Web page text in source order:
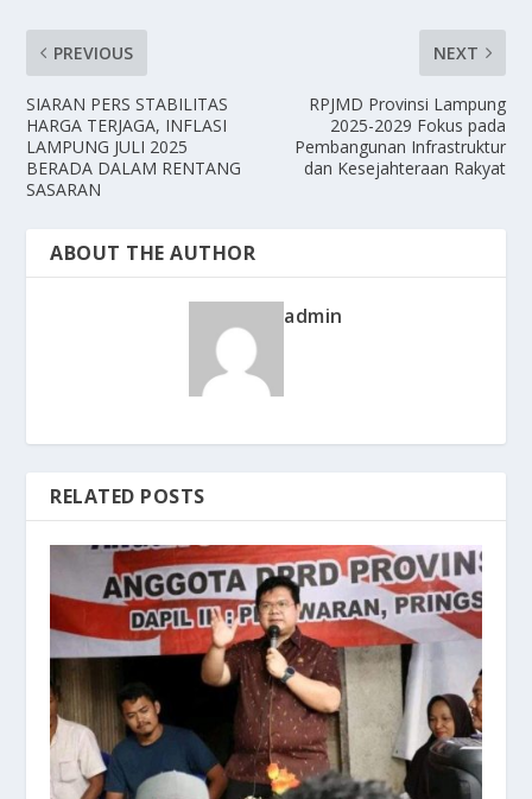
PREVIOUS
SIARAN PERS STABILITAS
HARGA TERJAGA, INFLASI
LAMPUNG JULI 2025
BERADA DALAM RENTANG
SASARAN
NEXT
RPJMD Provinsi Lampung
2025-2029 Fokus pada
Pembangunan Infrastruktur
dan Kesejahteraan Rakyat
ABOUT THE AUTHOR
admin
RELATED POSTS